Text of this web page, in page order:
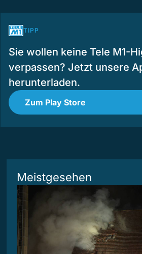
TIPP
Sie wollen keine Tele M1-
verpassen? Jetzt unsere
herunterladen.
Zum Play Store
Meistgesehen